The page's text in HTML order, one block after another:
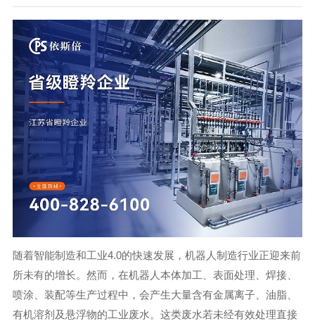
随着智能制造和工业4.0的快速发展，机器人制造行业正迎来前
所未有的增长。然而，在机器人本体加工、表面处理、焊接、
喷涂、装配等生产过程中，会产生大量含有金属离子、油脂、
有机溶剂及悬浮物的工业废水。这类废水若未经有效处理直接